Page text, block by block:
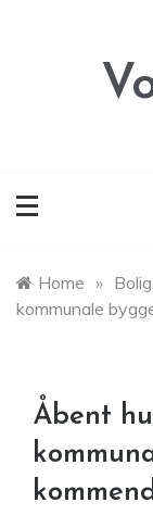
Home »
kommunale
Åbent